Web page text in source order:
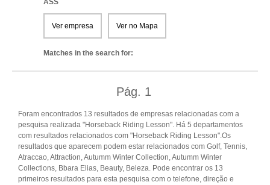
ASS
Ver empresa Ver no Mapa
Matches in the search for:
Pág. 1
Foram encontrados 13 resultados de empresas relacionadas com a
pesquisa realizada "Horseback Riding Lesson". Há 5 departamentos
com resultados relacionados com "Horseback Riding Lesson".Os
resultados que aparecem podem estar relacionados com Golf, Tennis,
Atraccao, Attraction, Autumm Winter Collection, Autumm Winter
Collections, Bbara Elias, Beauty, Beleza. Pode encontrar os 13
primeiros resultados para esta pesquisa com o telefone, direção e